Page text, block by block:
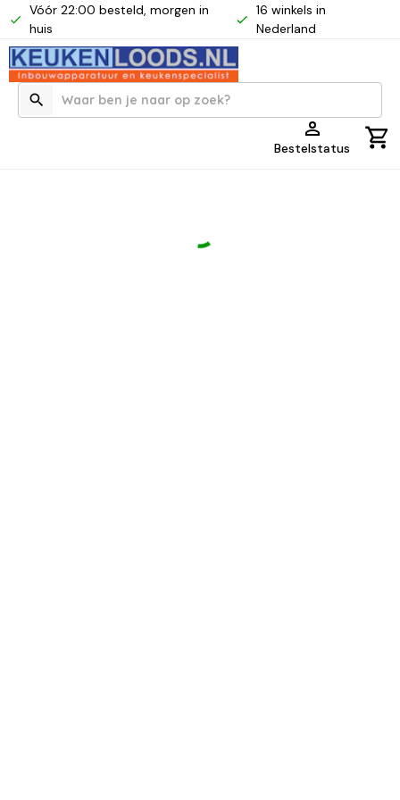
Vóór 22:00 besteld, morgen in
huis
16 winkels in
Nederland
Bestelstatus